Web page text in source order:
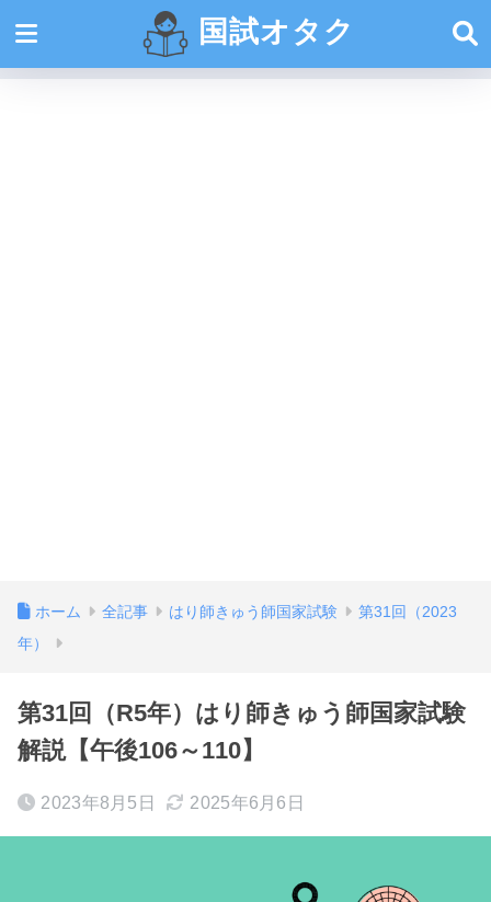
国試オタク
ホーム 全記事 はり師きゅう師国家試験
第31回（2023
年）
第31回（R5年）はり師きゅう師国家試験
解説【午後106～110】
2023年8月5日 2025年6月6日